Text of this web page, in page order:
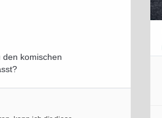
den komischen